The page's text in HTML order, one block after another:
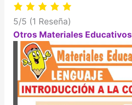
5/5 (1 Reseña)
Otros Materiales Educativos